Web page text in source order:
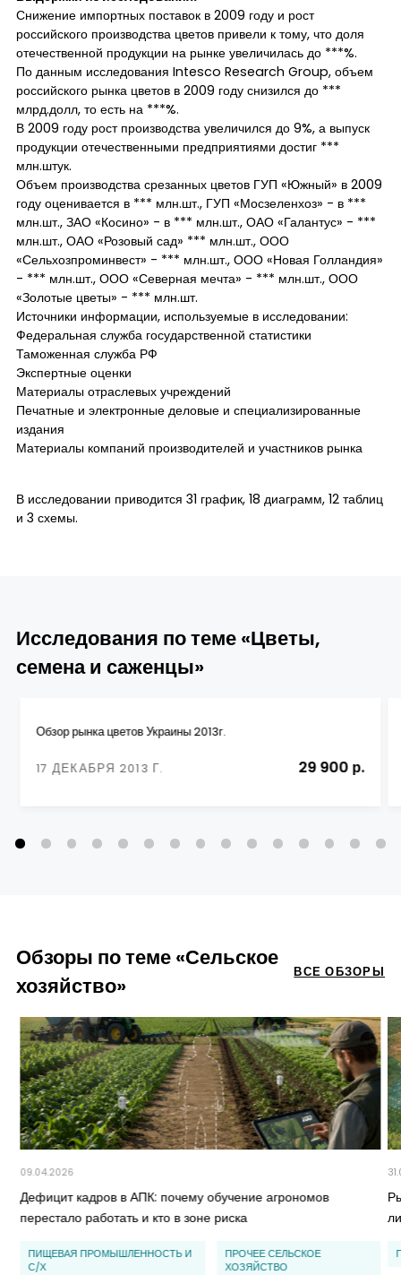
Снижение импортных поставок в 2009 году и рост
российского производства цветов привели к тому, что доля
отечественной продукции на рынке увеличилась до ***%.
По данным исследования Intesco Research Group, объем
российского рынка цветов в 2009 году снизился до ***
млрд.долл, то есть на ***%.
В 2009 году рост производства увеличился до 9%, а выпуск
продукции отечественными предприятиями достиг ***
млн.штук.
Объем производства срезанных цветов ГУП «Южный» в 2009
году оценивается в *** млн.шт., ГУП «Мосзеленхоз» - в ***
млн.шт., ЗАО «Косино» - в *** млн.шт., ОАО «Галантус» - ***
млн.шт., ОАО «Розовый сад» *** млн.шт., ООО
«Сельхозпроминвест» - *** млн.шт., ООО «Новая Голландия»
- *** млн.шт., ООО «Северная мечта» - *** млн.шт., ООО
«Золотые цветы» - *** млн.шт.
Источники информации, используемые в исследовании:
Федеральная служба государственной статистики
Таможенная служба РФ
Экспертные оценки
Материалы отраслевых учреждений
Печатные и электронные деловые и специализированные
издания
Материалы компаний производителей и участников рынка
В исследовании приводится 31 график, 18 диаграмм, 12 таблиц
и 3 схемы.
Исследования по теме «Цветы,
семена и саженцы»
Обзор рынка цветов Украины 2013г.
17 ДЕКАБРЯ 2013 Г. 29 900 р.
Обзоры по теме «Сельское
хозяйство»
ВСЕ ОБЗОРЫ
09.04.2026
Дефицит кадров в АПК: почему обучение агрономов
перестало работать и кто в зоне риска
ПИЩЕВАЯ ПРОМЫШЛЕННОСТЬ И
С/Х
ПРОЧЕЕ СЕЛЬСКОЕ
ХОЗЯЙСТВО